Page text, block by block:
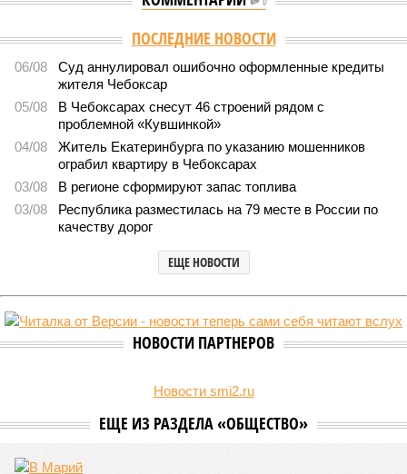
Версия //Власть //Роспотребнадзор после проверки отстранил от
работы 20 сотрудников детских лагерей
Роспотребнадзор после проверки отстранил от работы 20
сотрудников детских лагерей
1575
Здоровый отдых